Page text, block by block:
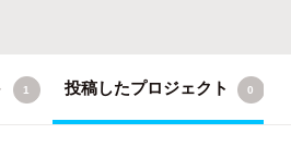
1 投稿したプロジェクト 0